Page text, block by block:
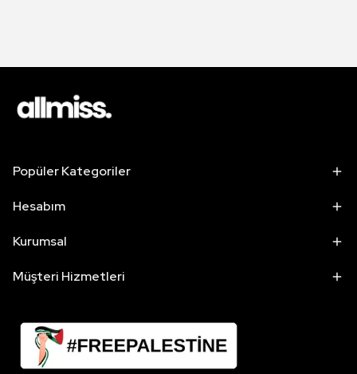
Popüler Kategoriler
Hesabım
Kurumsal
Müşteri Hizmetleri